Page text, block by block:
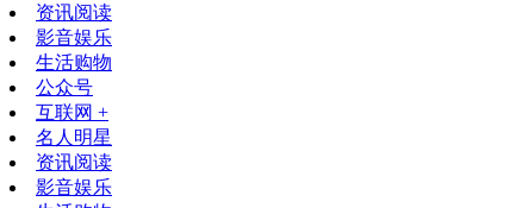
资讯阅读
影音娱乐
生活购物
公众号
互联网 +
名人明星
资讯阅读
影音娱乐